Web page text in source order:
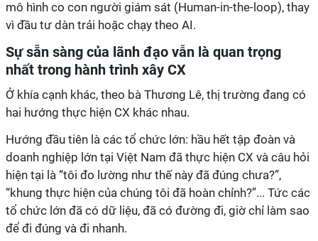
mô hình co con người giám sát (Human-in-the-loop), thay
vì đầu tư dàn trải hoặc chạy theo AI.
Sự sẵn sàng của lãnh đạo vẫn là quan trọng
nhất trong hành trình xây CX
Ở khía cạnh khác, theo bà Thương Lê, thị trường đang có
hai hướng thực hiện CX khác nhau.
Hướng đầu tiên là các tổ chức lớn: hầu hết tập đoàn và
doanh nghiệp lớn tại Việt Nam đã thực hiện CX và câu hỏi
hiện tại là “tôi đo lường như thế này đã đúng chưa?”,
“khung thực hiện của chúng tôi đã hoàn chỉnh?”... Tức các
tổ chức lớn đã có dữ liệu, đã có đường đi, giờ chỉ làm sao
để đi đúng và đi nhanh.